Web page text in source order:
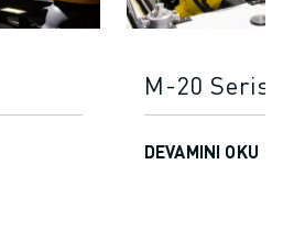
M-20 Serisi
DEVAMINI OKU